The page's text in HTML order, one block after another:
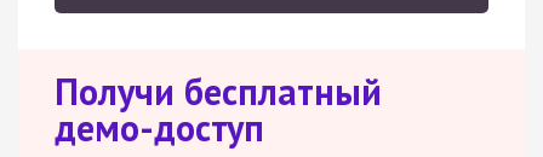
Получи бесплатный
демо-доступ